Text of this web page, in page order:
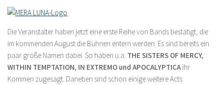
Die Veranstalter haben jetzt eine erste Reihe von Bands bestätigt, die
im kommenden August die Bühnen entern werden. Es sind bereits ein
paar große Namen dabei. So haben u.a. THE SISTERS OF MERCY,
WITHIN TEMPTATION, IN EXTREMO und APOCALYPTICA ihr
Kommen zugesagt. Daneben sind schon einige weitere Acts